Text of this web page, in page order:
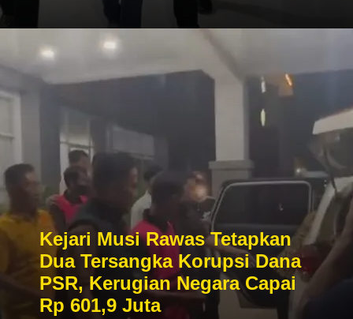
Kejari Musi Rawas Tetapkan
Dua Tersangka Korupsi Dana
PSR, Kerugian Negara Capai
Rp 601,9 Juta